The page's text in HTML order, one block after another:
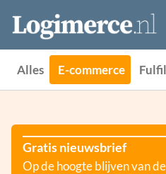
Vacatures
Events
Adverteren
Partners
Alles E-commerce
Gratis nieuwsbrief
Op de hoogte blijven van